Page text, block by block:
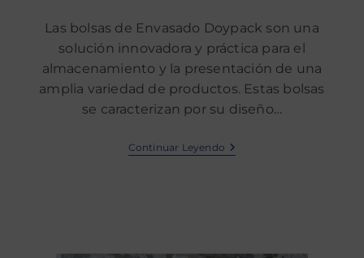
Las bolsas de Envasado Doypack son una
solución innovadora y práctica para el
almacenamiento y la presentación de una
amplia variedad de productos. Estas bolsas
se caracterizan por su diseño…
Continuar Leyendo